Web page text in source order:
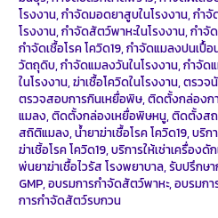
โรงงาน,กำจัดมอดยาสูบในโรงงาน,กำจั
โรงงาน,กำจัดสัตว์พาหะในโรงงาน,กำจั
กำจัดเชื้อโรค โควิด19,กำจัดแมลงปนเปื้
วัตถุดิบ,กำจัดแมลงวันในโรงงาน,กำจัด
ในโรงงาน,ฆ่าเชื้อโควิดในโรงงาน,ตรวจ
ตรวจสอบการกินเหยื่อพิษ,ติดตั้งกล่องก
แมลง,ติดตั้งกล่องเหยื่อพิษหนู,ติดตั้งสถ
สถิติแมลง,น้ำยาฆ่าเชื้อโรค โควิด19,บริก
ฆ่าเชิ้อโรค โควิด19,บริการให้เช่าเครื่องดั
พ่นยาฆ่าเชื้อไวรัส โรงพยาบาล,รับปรึกษ
GMP,อบรมการกำจัดสัตว์พาหะ,อบรมกา
การกำจัดสัตว์รบกวน